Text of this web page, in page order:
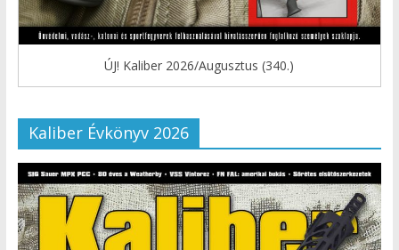
ÚJ! Kaliber 2026/Augusztus (340.)
Kaliber Évkönyv 2026